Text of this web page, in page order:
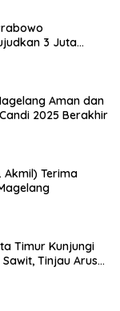
3 Juta
Aman dan
2025 Berakhir
Akmil) Terima
Timur Kunjungi
Tinjau Arus